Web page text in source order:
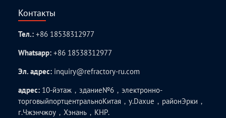
Контакты
Тел.:+86 18538312977
Whatsapp:+86 18538312977
Эл. адрес: inquiry@refractory-ru.com
адрес: 10-йэтаж，здание№6，электронно-
торговыйпортцентральноКитая，у.Daxue，районЭрки，
г.Чжэнчжоу，Хэнань，КНР.